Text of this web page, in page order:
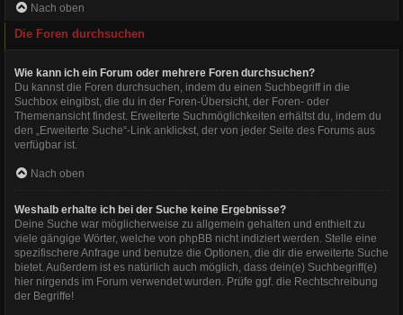
Nach oben
Die Foren durchsuchen
Wie kann ich ein Forum oder mehrere Foren durchsuchen?
Du kannst die Foren durchsuchen, indem du einen Suchbegriff in die
Suchbox eingibst, die du in der Foren-Übersicht, der Foren- oder
Themenansicht findest. Erweiterte Suchmöglichkeiten erhältst du, indem du
den „Erweiterte Suche“-Link anklickst, der von jeder Seite des Forums aus
verfügbar ist.
Nach oben
Weshalb erhalte ich bei der Suche keine Ergebnisse?
Deine Suche war möglicherweise zu allgemein gehalten und enthielt zu
viele gängige Wörter, welche von phpBB nicht indiziert werden. Stelle eine
spezifischere Anfrage und benutze die Optionen, die dir die erweiterte Suche
bietet. Außerdem ist es natürlich auch möglich, dass dein(e) Suchbegriff(e)
hier nirgends im Forum verwendet wurden. Prüfe ggf. die Rechtschreibung
der Begriffe!